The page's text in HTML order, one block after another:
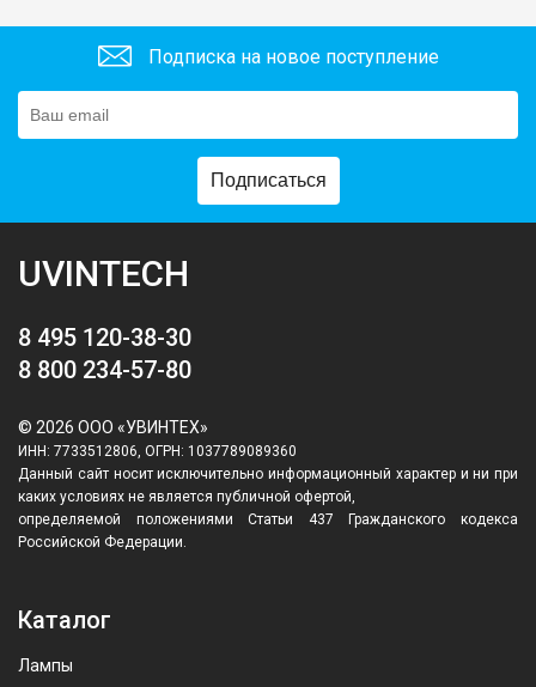
Подписка на новое поступление
Подписаться
UVINTECH
8 495 120-38-30
8 800 234-57-80
© 2026 ООО «УВИНТЕХ»
ИНН: 7733512806, ОГРН: 1037789089360
Данный сайт носит исключительно информационный характер и ни при
каких условиях не является публичной офертой,
определяемой положениями Статьи 437 Гражданского кодекса
Российской Федерации.
Каталог
Лампы